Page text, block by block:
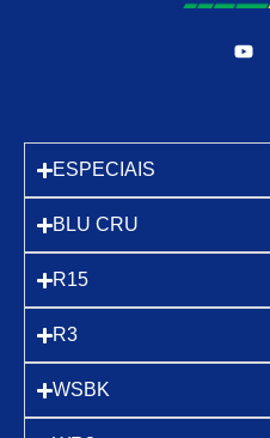
ESPECIAIS
BLU CRU
R15
R3
WSBK